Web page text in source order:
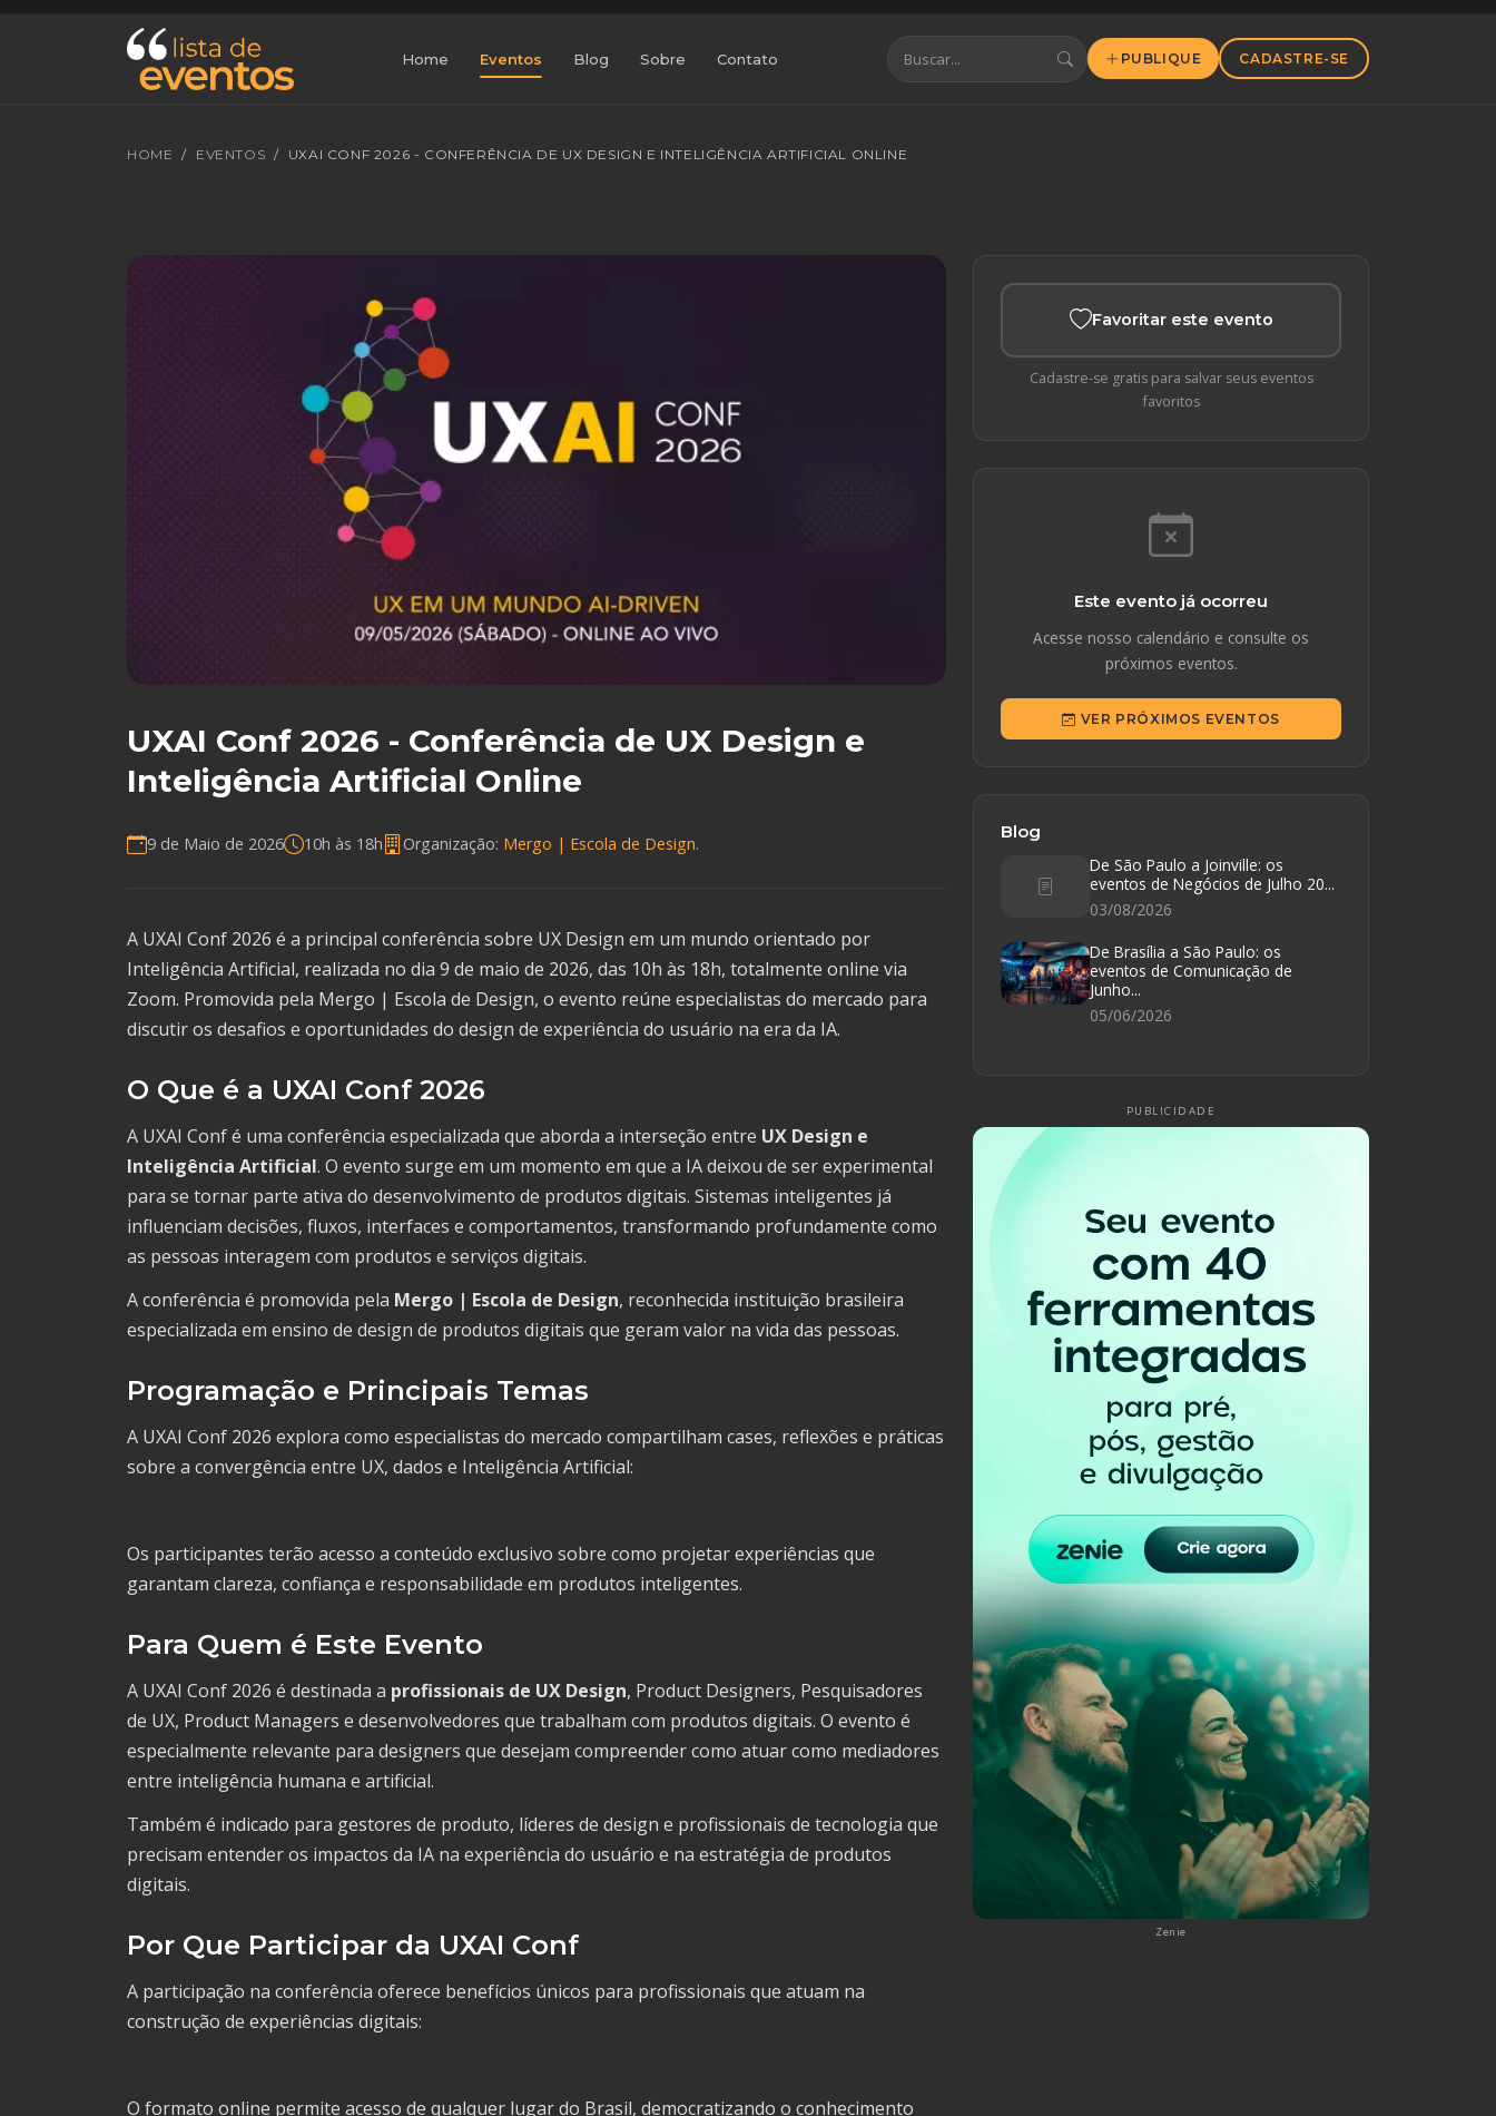
Home Eventos Blog Sobre Contato PUBLIQUE CADASTRE-SE
HOME EVENTOS UXAI CONF 2026 - CONFERÊNCIA DE UX DESIGN E INTELIGÊNCIA ARTIFICIAL ONLINE
UXAI Conf 2026 - Conferência de UX Design e
Inteligência Artificial Online
9 de Maio de 2026 10h às 18h Organização: Mergo | Escola de Design.
A UXAI Conf 2026 é a principal conferência sobre UX Design em um mundo orientado por
Inteligência Artificial, realizada no dia 9 de maio de 2026, das 10h às 18h, totalmente online via
Zoom. Promovida pela Mergo | Escola de Design, o evento reúne especialistas do mercado para
discutir os desafios e oportunidades do design de experiência do usuário na era da IA.
O Que é a UXAI Conf 2026
A UXAI Conf é uma conferência especializada que aborda a interseção entre UX Design e
Inteligência Artificial. O evento surge em um momento em que a IA deixou de ser experimental
para se tornar parte ativa do desenvolvimento de produtos digitais. Sistemas inteligentes já
influenciam decisões, fluxos, interfaces e comportamentos, transformando profundamente como
as pessoas interagem com produtos e serviços digitais.
A conferência é promovida pela Mergo | Escola de Design, reconhecida instituição brasileira
especializada em ensino de design de produtos digitais que geram valor na vida das pessoas.
Programação e Principais Temas
A UXAI Conf 2026 explora como especialistas do mercado compartilham cases, reflexões e práticas
sobre a convergência entre UX, dados e Inteligência Artificial:
Os participantes terão acesso a conteúdo exclusivo sobre como projetar experiências que
garantam clareza, confiança e responsabilidade em produtos inteligentes.
Para Quem é Este Evento
A UXAI Conf 2026 é destinada a profissionais de UX Design, Product Designers, Pesquisadores
de UX, Product Managers e desenvolvedores que trabalham com produtos digitais. O evento é
especialmente relevante para designers que desejam compreender como atuar como mediadores
entre inteligência humana e artificial.
Também é indicado para gestores de produto, líderes de design e profissionais de tecnologia que
precisam entender os impactos da IA na experiência do usuário e na estratégia de produtos
digitais.
Por Que Participar da UXAI Conf
A participação na conferência oferece benefícios únicos para profissionais que atuam na
construção de experiências digitais:
O formato online permite acesso de qualquer lugar do Brasil, democratizando o conhecimento
Favoritar este evento
Cadastre-se gratis para salvar seus eventos
favoritos
Este evento já ocorreu
Acesse nosso calendário e consulte os
próximos eventos.
VER PRÓXIMOS EVENTOS
Blog
De São Paulo a Joinville: os
eventos de Negócios de Julho 20...
03/08/2026
De Brasília a São Paulo: os
eventos de Comunicação de
Junho...
05/06/2026
PUBLICIDADE
Zenie